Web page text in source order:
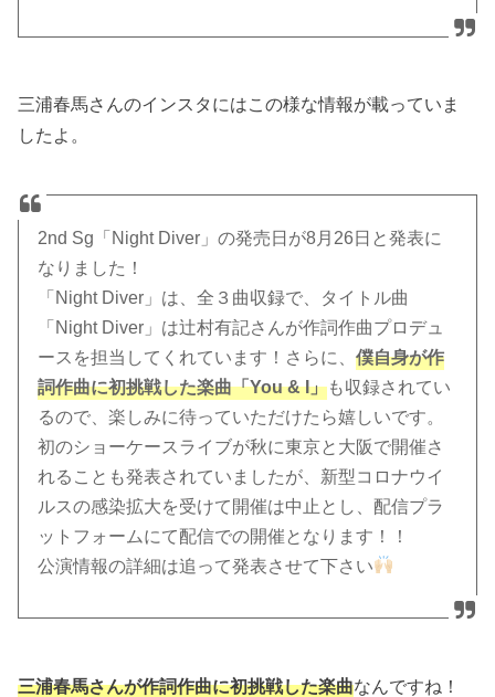
三浦春馬さんのインスタにはこの様な情報が載っていま
したよ。
2nd Sg「Night Diver」の発売日が8月26日と発表に
なりました！
「Night Diver」は、全３曲収録で、タイトル曲
「Night Diver」は辻村有記さんが作詞作曲プロデュ
ースを担当してくれています！さらに、僕自身が作
詞作曲に初挑戦した楽曲「You & I」も収録されてい
るので、楽しみに待っていただけたら嬉しいです。
初のショーケースライブが秋に東京と大阪で開催さ
れることも発表されていましたが、新型コロナウイ
ルスの感染拡大を受けて開催は中止とし、配信プラ
ットフォームにて配信での開催となります！！
公演情報の詳細は追って発表させて下さい
三浦春馬さんが作詞作曲に初挑戦した楽曲なんですね！